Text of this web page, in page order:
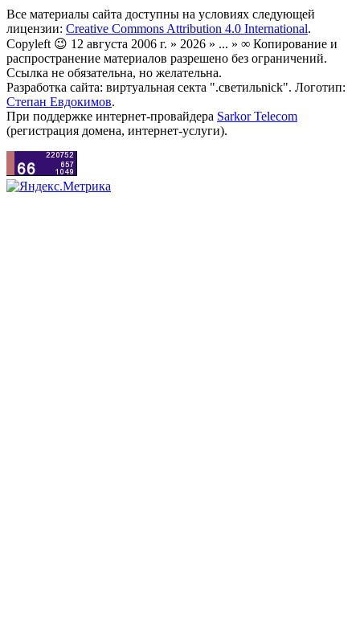
Все материалы сайта доступны на условиях следующей
лицензии: Creative Commons Attribution 4.0 International.
Copyleft 😉 12 августа 2006 г. » 2026 » ... » ∞ Копирование и
распространение материалов разрешено без ограничений.
Ссылка не обязательна, но желательна.
Разработка сайта: виртуальная секта ".светильnick". Логотип:
Степан Евдокимов.
При поддержке интернет-провайдера Sarkor Telecom
(регистрация домена, интернет-услуги).